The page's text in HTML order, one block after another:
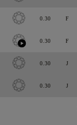
0.30 F
0.30 F
0.30 J
0.30 J